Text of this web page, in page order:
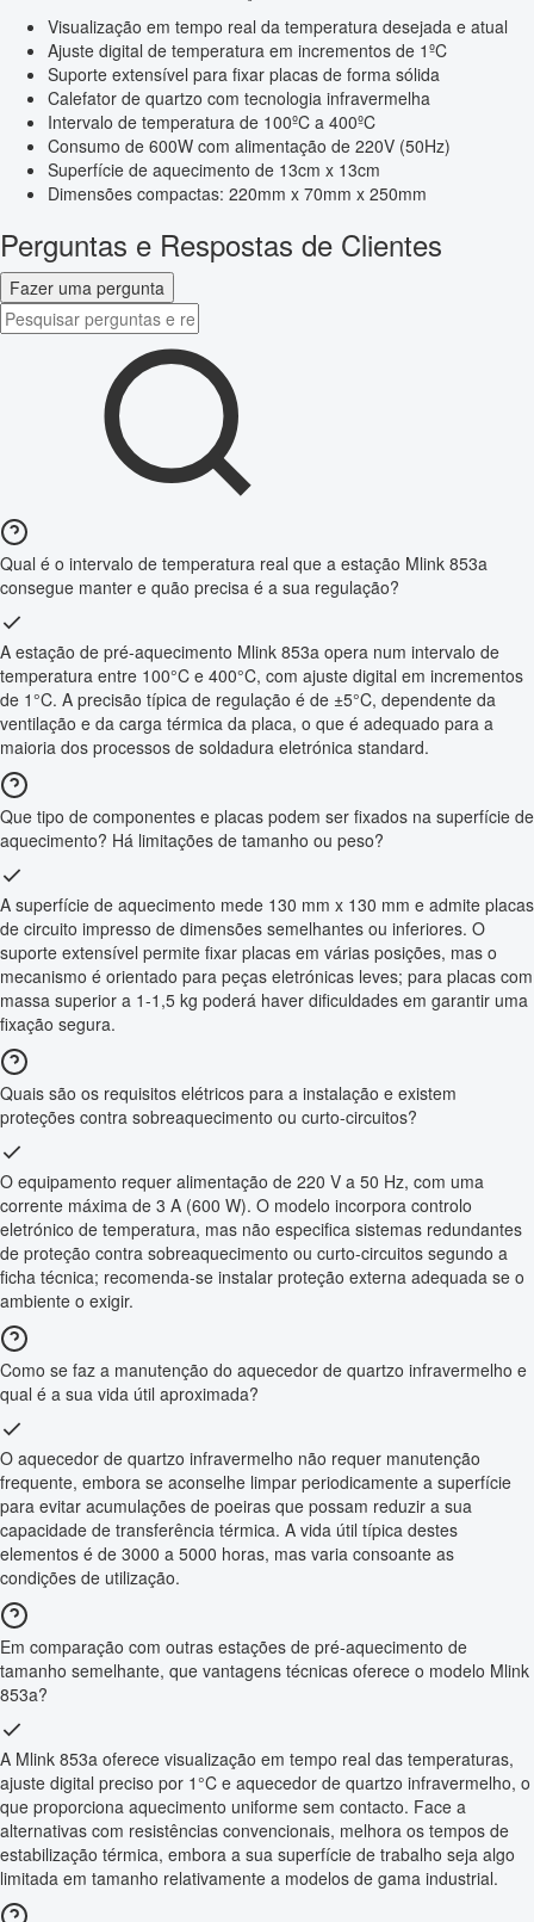
Visualização em tempo real da temperatura desejada e atual
Ajuste digital de temperatura em incrementos de 1ºC
Suporte extensível para fixar placas de forma sólida
Calefator de quartzo com tecnologia infravermelha
Intervalo de temperatura de 100ºC a 400ºC
Consumo de 600W com alimentação de 220V (50Hz)
Superfície de aquecimento de 13cm x 13cm
Dimensões compactas: 220mm x 70mm x 250mm
Perguntas e Respostas de Clientes
Fazer uma pergunta
Qual é o intervalo de temperatura real que a estação Mlink 853a
consegue manter e quão precisa é a sua regulação?
A estação de pré-aquecimento Mlink 853a opera num intervalo de
temperatura entre 100°C e 400°C, com ajuste digital em incrementos
de 1°C. A precisão típica de regulação é de ±5°C, dependente da
ventilação e da carga térmica da placa, o que é adequado para a
maioria dos processos de soldadura eletrónica standard.
Que tipo de componentes e placas podem ser fixados na superfície de
aquecimento? Há limitações de tamanho ou peso?
A superfície de aquecimento mede 130 mm x 130 mm e admite placas
de circuito impresso de dimensões semelhantes ou inferiores. O
suporte extensível permite fixar placas em várias posições, mas o
mecanismo é orientado para peças eletrónicas leves; para placas com
massa superior a 1-1,5 kg poderá haver dificuldades em garantir uma
fixação segura.
Quais são os requisitos elétricos para a instalação e existem
proteções contra sobreaquecimento ou curto-circuitos?
O equipamento requer alimentação de 220 V a 50 Hz, com uma
corrente máxima de 3 A (600 W). O modelo incorpora controlo
eletrónico de temperatura, mas não especifica sistemas redundantes
de proteção contra sobreaquecimento ou curto-circuitos segundo a
ficha técnica; recomenda-se instalar proteção externa adequada se o
ambiente o exigir.
Como se faz a manutenção do aquecedor de quartzo infravermelho e
qual é a sua vida útil aproximada?
O aquecedor de quartzo infravermelho não requer manutenção
frequente, embora se aconselhe limpar periodicamente a superfície
para evitar acumulações de poeiras que possam reduzir a sua
capacidade de transferência térmica. A vida útil típica destes
elementos é de 3000 a 5000 horas, mas varia consoante as
condições de utilização.
Em comparação com outras estações de pré-aquecimento de
tamanho semelhante, que vantagens técnicas oferece o modelo Mlink
853a?
A Mlink 853a oferece visualização em tempo real das temperaturas,
ajuste digital preciso por 1°C e aquecedor de quartzo infravermelho, o
que proporciona aquecimento uniforme sem contacto. Face a
alternativas com resistências convencionais, melhora os tempos de
estabilização térmica, embora a sua superfície de trabalho seja algo
limitada em tamanho relativamente a modelos de gama industrial.